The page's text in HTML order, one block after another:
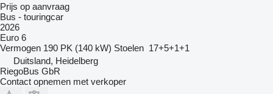
Prijs op aanvraag
Bus - touringcar
2026
Euro 6
Vermogen 190 PK (140 kW) Stoelen 17+5+1+1
Duitsland, Heidelberg
RiegoBus GbR
Contact opnemen met verkoper